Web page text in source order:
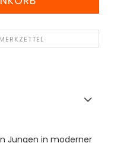
Jungen in moderner